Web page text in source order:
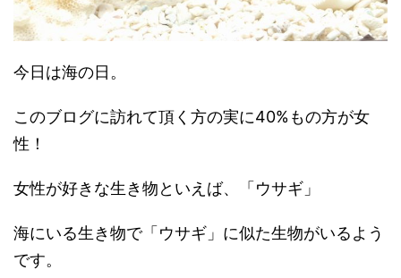
今日は海の日。
このブログに訪れて頂く方の実に40%もの方が女
性！
女性が好きな生き物といえば、「ウサギ」
海にいる生き物で「ウサギ」に似た生物がいるよう
です。